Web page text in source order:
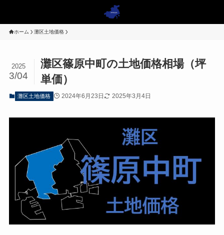
ホーム 灘区土地価格
灘区篠原中町の土地価格相場（坪
単価）
2025
3/04
灘区土地価格 2024年6月23日 2025年3月4日